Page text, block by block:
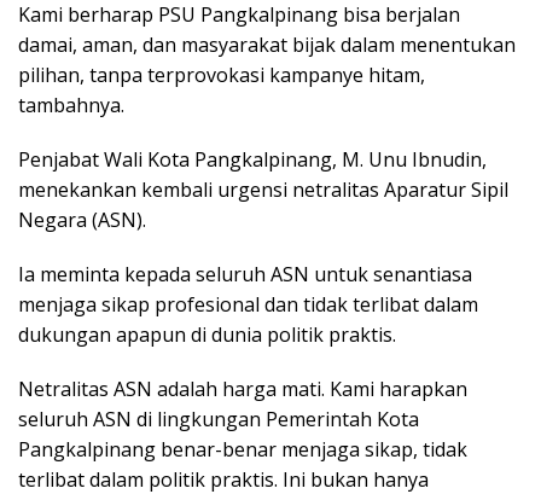
Kami berharap PSU Pangkalpinang bisa berjalan
damai, aman, dan masyarakat bijak dalam menentukan
pilihan, tanpa terprovokasi kampanye hitam,
tambahnya.
Penjabat Wali Kota Pangkalpinang, M. Unu Ibnudin,
menekankan kembali urgensi netralitas Aparatur Sipil
Negara (ASN).
Ia meminta kepada seluruh ASN untuk senantiasa
menjaga sikap profesional dan tidak terlibat dalam
dukungan apapun di dunia politik praktis.
Netralitas ASN adalah harga mati. Kami harapkan
seluruh ASN di lingkungan Pemerintah Kota
Pangkalpinang benar-benar menjaga sikap, tidak
terlibat dalam politik praktis. Ini bukan hanya